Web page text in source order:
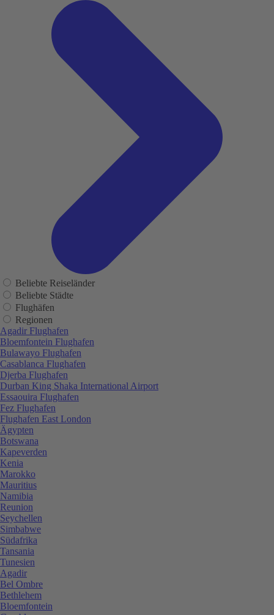
Beliebte Reiseländer
Beliebte Städte
Flughäfen
Regionen
Agadir Flughafen
Bloemfontein Flughafen
Bulawayo Flughafen
Casablanca Flughafen
Djerba Flughafen
Durban King Shaka International Airport
Essaouira Flughafen
Fez Flughafen
Flughafen East London
Ägypten
Botswana
Kapeverden
Kenia
Marokko
Mauritius
Namibia
Reunion
Seychellen
Simbabwe
Südafrika
Tansania
Tunesien
Agadir
Bel Ombre
Bethlehem
Bloemfontein